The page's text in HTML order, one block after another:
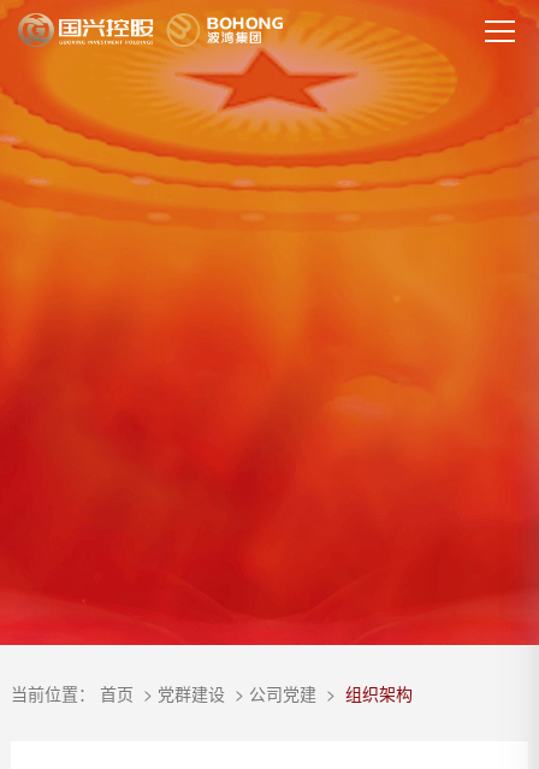
当前位置： 首页 > 党群建设> 公司党建> 组织架构